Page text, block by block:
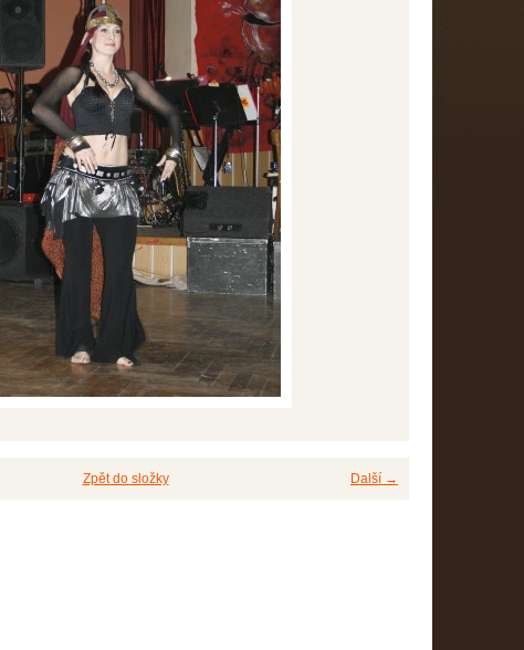
Další →
Zpět do složky